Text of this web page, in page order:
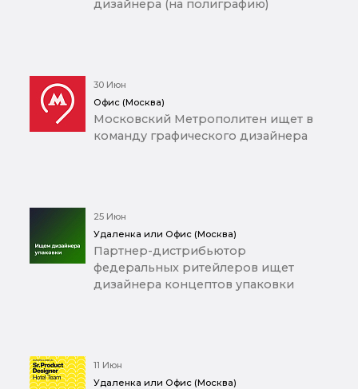
дизайнера (на полиграфию)
30 Июн
Офис (Москва)
Московский Метрополитен ищет в
команду графического дизайнера
25 Июн
Удаленка или Офис (Москва)
Партнер-дистрибьютор
федеральных ритейлеров ищет
дизайнера концептов упаковки
11 Июн
Удаленка или Офис (Москва)